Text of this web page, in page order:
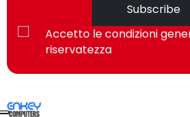
Subscribe
Accetto le condizioni
riservatezza